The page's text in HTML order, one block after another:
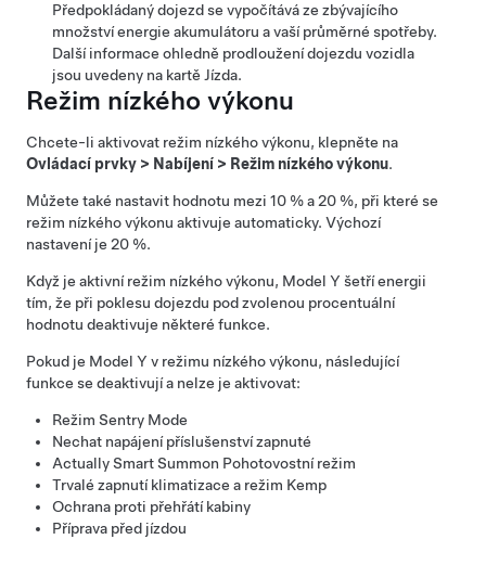
Předpokládaný dojezd se vypočítává ze zbývajícího
množství energie akumulátoru a vaší průměrné spotřeby.
Další informace ohledně prodloužení dojezdu vozidla
jsou uvedeny na kartě Jízda.
Režim nízkého výkonu
Chcete-li aktivovat režim nízkého výkonu, klepněte na
Ovládací prvky > Nabíjení > Režim nízkého výkonu.
Můžete také nastavit hodnotu mezi 10 % a 20 %, při které se
režim nízkého výkonu aktivuje automaticky. Výchozí
nastavení je 20 %.
Když je aktivní režim nízkého výkonu, Model Y šetří energii
tím, že při poklesu dojezdu pod zvolenou procentuální
hodnotu deaktivuje některé funkce.
Pokud je Model Y v režimu nízkého výkonu, následující
funkce se deaktivují a nelze je aktivovat:
Režim Sentry Mode
Nechat napájení příslušenství zapnuté
Actually Smart Summon Pohotovostní režim
Trvalé zapnutí klimatizace a režim Kemp
Ochrana proti přehřátí kabiny
Příprava před jízdou